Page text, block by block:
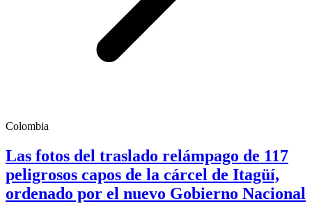
Colombia
Las fotos del traslado relámpago de 117
peligrosos capos de la cárcel de Itagüí,
ordenado por el nuevo Gobierno Nacional